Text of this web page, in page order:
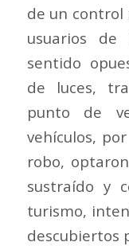
de un control
usuarios
sentido
de luces,
punto de
vehículos,
robo,
sustraído y
turismo,
descubiertos